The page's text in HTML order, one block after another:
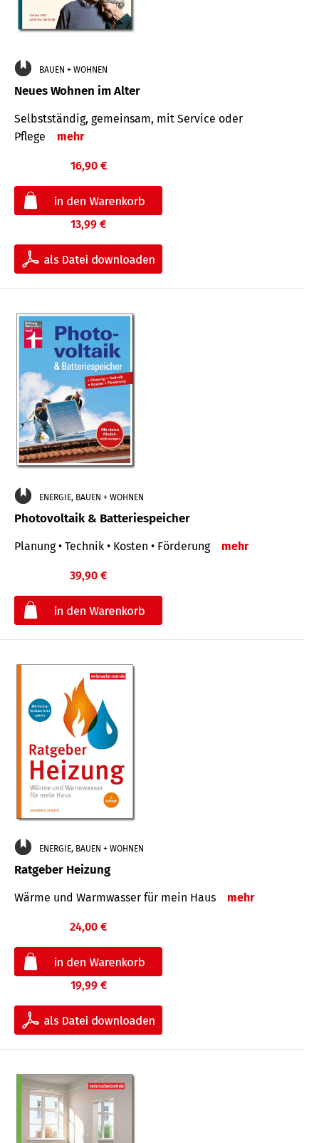
BAUEN + WOHNEN
Neues Wohnen im Alter
Selbstständig, gemeinsam, mit Service oder
Pflege
mehr
16,90 €
13,99 €
ENERGIE, BAUEN + WOHNEN
Photovoltaik & Batteriespeicher
Planung • Technik • Kosten • Förderung mehr
39,90 €
ENERGIE, BAUEN + WOHNEN
Ratgeber Heizung
Wärme und Warmwasser für mein Haus mehr
24,00 €
19,99 €